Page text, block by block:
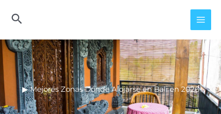
▶︎ Mejores Zonas Dónde Alojarse en Bali en 2026